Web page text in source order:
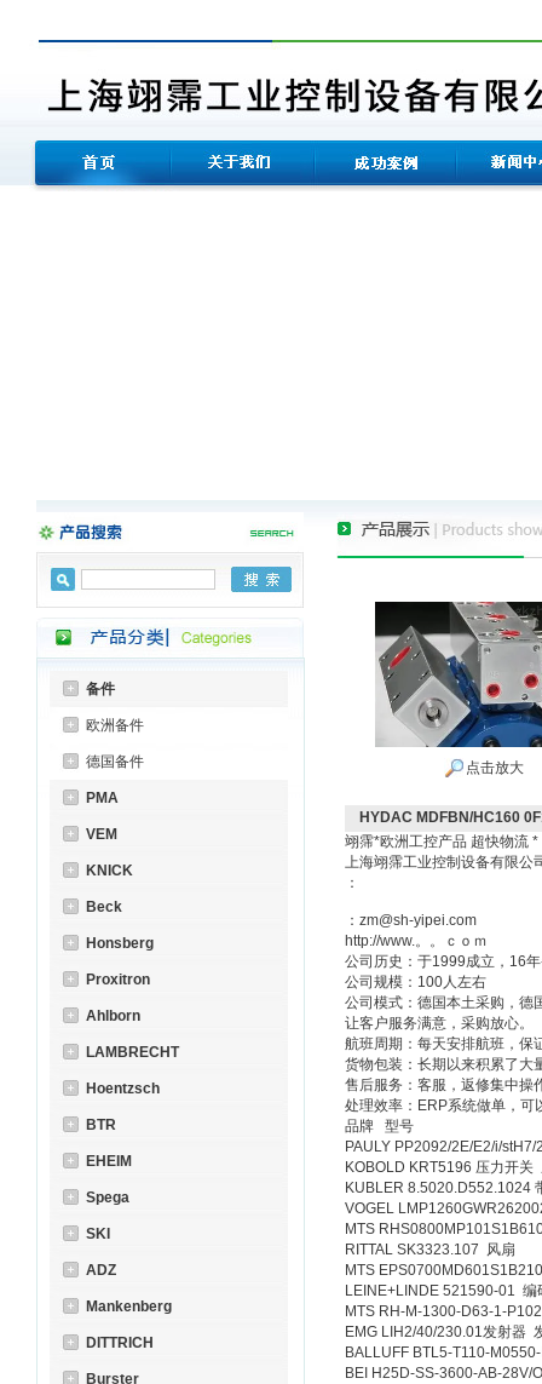
备件
欧洲备件
德国备件
PMA
VEM
KNICK
Beck
Honsberg
Proxitron
Ahlborn
LAMBRECHT
Hoentzsch
BTR
EHEIM
Spega
SKI
ADZ
Mankenberg
DITTRICH
Burster
点击放大
HYDAC MDFBN/HC160
翊霈*欧洲工控产品 超快物
上海翊霈工业控制设备有限
：
：zm@sh-yipei.com
http://www.。。ｃｏｍ
公司历史：于1999成立，16
公司规模：100人左右
公司模式：德国本土采购，德
让客户服务满意，采购放心。
航班周期：每天安排航班，保
货物包装：长期以来积累了大
售后服务：客服，返修集中操
处理效率：ERP系统做单，可
品牌 型号
PAULY PP2092/2E/E2/i/
KOBOLD KRT5196 压力开关
KUBLER 8.5020.D552.1024
VOGEL
MTS
RITTAL SK3323.107 风扇
MTS
LEINE+LINDE 521590-01 编
MTS RH-M-1300-D63-1-
EMG LIH2/40/230.01发射器
BALLUFF BTL5-T110-
BEI H25D-SS-3600-AB-28V/